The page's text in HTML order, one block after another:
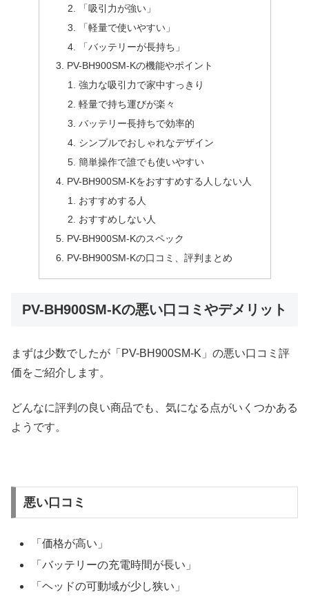
「吸引力が強い」
「軽量で使いやすい」
「バッテリーが長持ち」
PV-BH900SM-Kの機能やポイント
強力な吸引力で家中すっきり
軽量で持ち運びが楽々
バッテリー長持ちで効率的
シンプルでおしゃれなデザイン
簡単操作で誰でも使いやすい
PV-BH900SM-Kをおすすめする人しない人
おすすめする人
おすすめしない人
PV-BH900SM-Kのスペック
PV-BH900SM-Kの口コミ、評判まとめ
PV-BH900SM-Kの悪い口コミやデメリット
まずは少数でしたが「PV-BH900SM-K」の悪い口コミ評
価をご紹介します。
どんなに評判の良い商品でも、気になる点がいくつかある
ようです。
悪い口コミ
「価格が高い」
「バッテリーの充電時間が長い」
「ヘッドの可動域が少し狭い」